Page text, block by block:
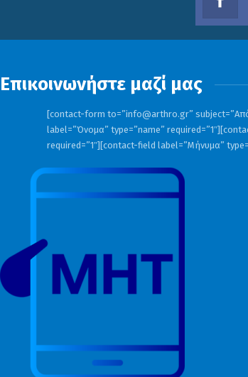
Επικοινωνήστε μαζί μας
[contact-form to=”info@arthro.gr”
label=”Όνομα” type=”name”
required=”1″][contact-field label=”Μήνυμα”